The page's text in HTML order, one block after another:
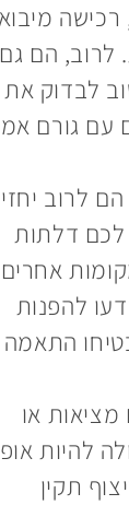
לרוב, הם גם
לבדוק
עם גורם
לרוב
לכם דלתות
להפנות
התאמה
מציאות או
להיות
תקין